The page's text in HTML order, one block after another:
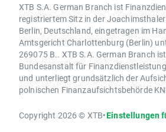
XTB S.A. German Branch ist
registriertem Sitz in der
Berlin, Deutschland, eingetragen im
Amtsgericht Charlottenburg (Berlin)
269075 B.. XTB S.A. German Branch
Bundesanstalt für
und unterliegt grundsätzlich der
polnischen Finanzaufsichtsbehörde
Copyright 2026 © XTB•Einstellungen